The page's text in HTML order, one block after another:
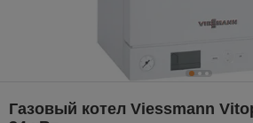
Газовый котел Viessmann